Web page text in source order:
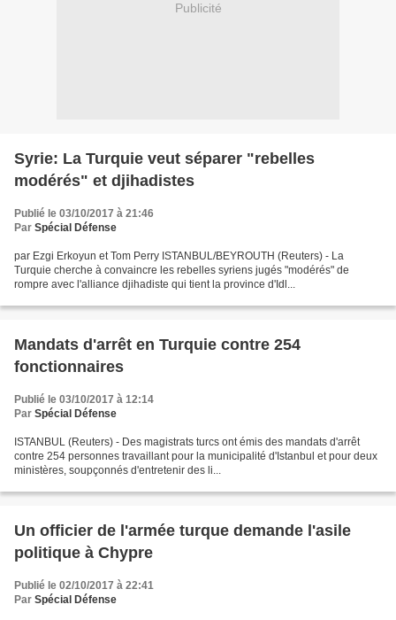
Publicité
Syrie: La Turquie veut séparer "rebelles
modérés" et djihadistes
Publié le 03/10/2017 à 21:46
Par Spécial Défense
par Ezgi Erkoyun et Tom Perry ISTANBUL/BEYROUTH (Reuters) - La
Turquie cherche à convaincre les rebelles syriens jugés "modérés" de
rompre avec l'alliance djihadiste qui tient la province d'Idl...
Mandats d'arrêt en Turquie contre 254
fonctionnaires
Publié le 03/10/2017 à 12:14
Par Spécial Défense
ISTANBUL (Reuters) - Des magistrats turcs ont émis des mandats d'arrêt
contre 254 personnes travaillant pour la municipalité d'Istanbul et pour deux
ministères, soupçonnés d'entretenir des li...
Un officier de l'armée turque demande l'asile
politique à Chypre
Publié le 02/10/2017 à 22:41
Par Spécial Défense